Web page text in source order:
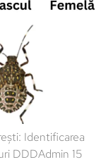
Identificarea
DDDAdmin 15